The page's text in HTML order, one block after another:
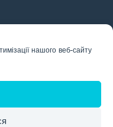
нашого веб-сайту